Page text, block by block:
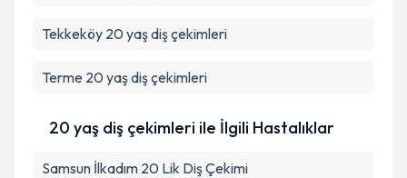
Takvim Talebini Gönder
Tekkeköy 20 yaş diş çekimleri
Terme 20 yaş diş çekimleri
20 yaş diş çekimleri ile İlgili Hastalıklar
Samsun İlkadım 20 Lik Diş Çekimi